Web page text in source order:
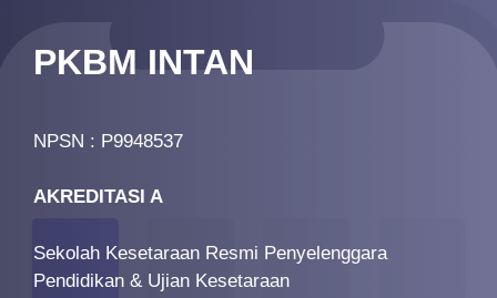
PKBM INTAN
NPSN : P9948537
AKREDITASI A
Sekolah Kesetaraan Resmi Penyelenggara
Pendidikan & Ujian Kesetaraan